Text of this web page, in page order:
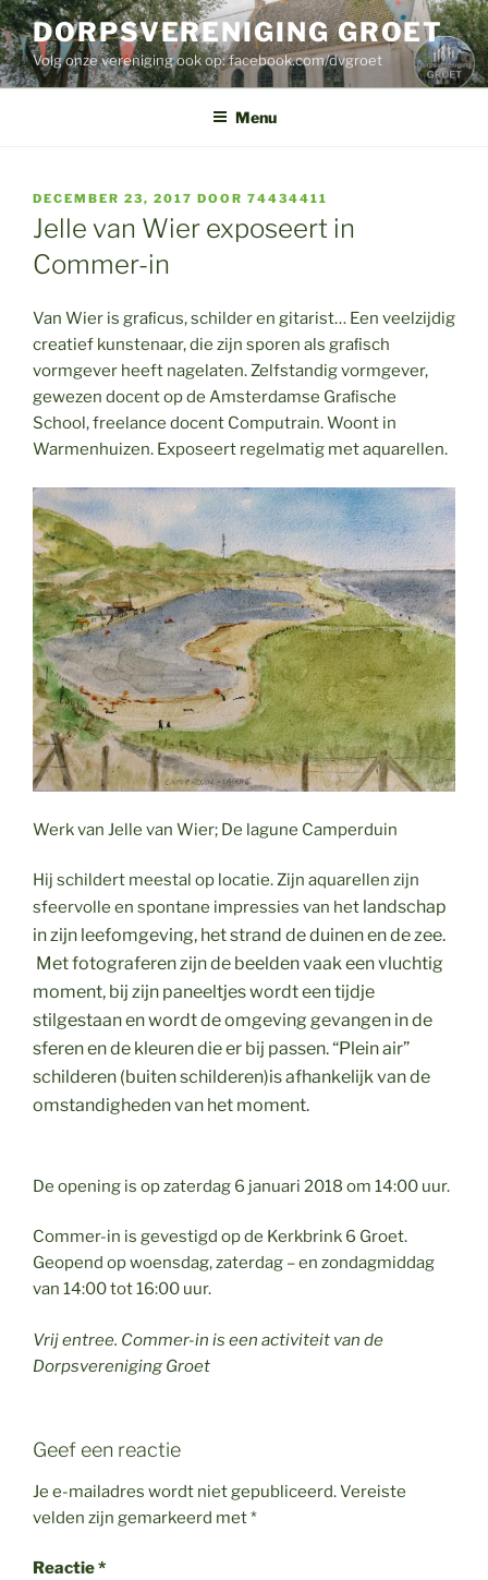
Ga
naar
de
inhoud
DORPSVERENIGING GROET
Volg onze vereniging ook op: facebook.com/dvgroet
Menu
GEPLAATST
OP
DECEMBER 23, 2017 DOOR 74434411
Jelle van Wier exposeert in
Commer-in
Van Wier is graﬁcus, schilder en gitarist… Een veelzijdig
creatief kunstenaar, die zijn sporen als graﬁsch
vormgever heeft nagelaten. Zelfstandig vormgever,
gewezen docent op de Amsterdamse Graﬁsche
School, freelance docent Computrain. Woont in
Warmenhuizen. Exposeert regelmatig met aquarellen.
Werk van Jelle van Wier; De lagune Camperduin
Hij schildert meestal op locatie. Zijn aquarellen zijn
sfeervolle en spontane impressies van het landschap
in zijn leefomgeving, het strand de duinen en de zee.
Met fotograferenzijn de beelden vaak een vluchtig
moment, bij zijn paneeltjes wordt een tijdje
stilgestaan en wordt de omgeving gevangen in de
sferen en de kleuren die er bij passen. “Plein air”
schilderen (buiten schilderen)is afhankelijk van de
omstandigheden van het moment.
De opening is op zaterdag 6 januari 2018 om 14:00 uur.
Commer-in is gevestigd op de Kerkbrink 6 Groet.
Geopend op woensdag, zaterdag – en zondagmiddag
van 14:00 tot 16:00 uur.
Vrij entree. Commer-in is een activiteit van de
Dorpsvereniging Groet
Geef een reactie
Je e-mailadres wordt niet gepubliceerd.Vereiste
velden zijn gemarkeerd met*
Reactie*